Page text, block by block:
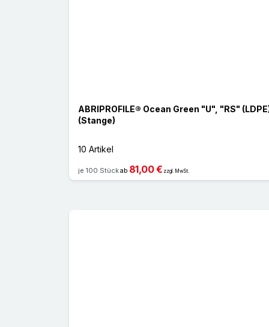
ABRIPROFILE® Ocean Green "U", "RS"
(Stange)
10 Artikel
je 100 Stückab 81,00 € zzgl. MwSt.